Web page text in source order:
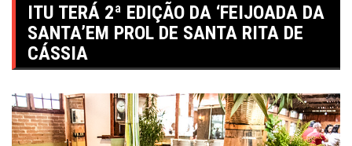
ITU TERÁ 2ª EDIÇÃO DA ‘FEIJOADA DA
SANTA’EM PROL DE SANTA RITA DE
CÁSSIA